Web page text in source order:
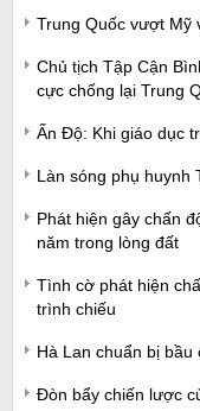
Trung Quốc vượt Mỹ
Chủ tịch Tập Cận
cực chống lại Trung
Ấn Độ: Khi giáo dục
Làn sóng phụ huynh
Phát hiện gây chấn
năm trong lòng đất
Tình cờ phát hiện
trình chiếu
Hà Lan chuẩn bị
Đòn bẩy chiến lược